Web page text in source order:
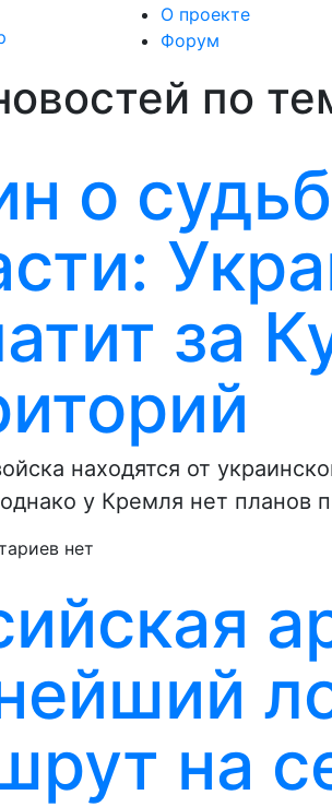
О проекте
Форум
по
о
за
находятся от
у Кремля нет планов
нет
на